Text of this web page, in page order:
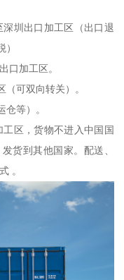
圳出口加工区（出口退
口加工区。
可双向转关）。
等）。
区，货物不进入中国国
货到其他国家。配送、
。